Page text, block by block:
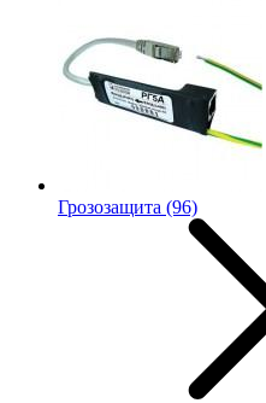
Грозозащита (96)